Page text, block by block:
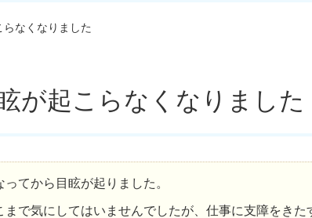
なくなりました
が起こらなくなりました
ってから目眩が起りました。
まで気にしてはいませんでしたが、仕事に支障をきた